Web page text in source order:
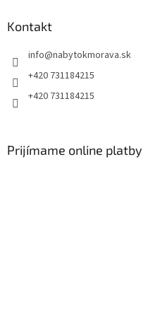
Kontakt
info@nabytokmorava.sk
+420 731184215
+420 731184215
Prijímame online platby